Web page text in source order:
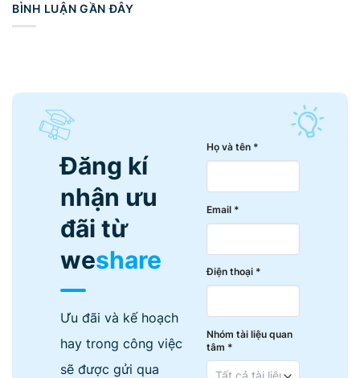
BÌNH LUẬN GẦN ĐÂY
Đăng kí
nhận ưu
đãi từ
weshare
Ưu đãi và kế hoạch
hay trong công việc
sẽ được gửi qua
Họ và tên *
Email *
Điện thoại *
Nhóm tài liệu quan
tâm *